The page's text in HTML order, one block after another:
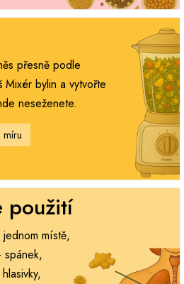
přesně podle
Mixér bylin a vytvořte
neseženete.
míru
použití
místě,